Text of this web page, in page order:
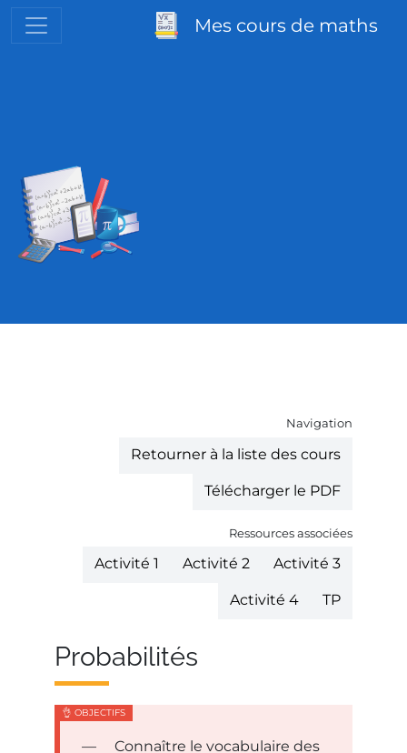
Mes cours de maths
Navigation
Retourner à la liste des cours
Télécharger le PDF
Ressources associées
Activité 1 Activité 2 Activité 3
Activité 4 TP
Probabilités
Connaître le vocabulaire des